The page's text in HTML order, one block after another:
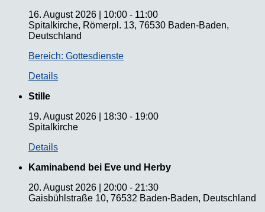
16. August 2026
10:00 - 11:00
Spitalkirche, Römerpl. 13, 76530 Baden-Baden,
Deutschland
Bereich: Gottesdienste
Details
Stille
19. August 2026
18:30 - 19:00
Spitalkirche
Details
Kaminabend bei Eve und Herby
20. August 2026
20:00 - 21:30
Gaisbühlstraße 10, 76532 Baden-Baden, Deutschland